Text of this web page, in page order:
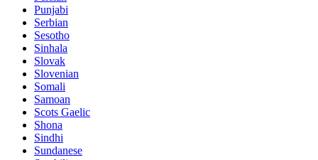
Punjabi
Serbian
Sesotho
Sinhala
Slovak
Slovenian
Somali
Samoan
Scots Gaelic
Shona
Sindhi
Sundanese